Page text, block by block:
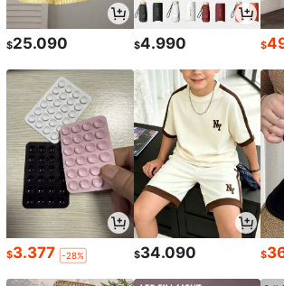
$25.090 $4.990 $
$3.377 -28% $34.090 $